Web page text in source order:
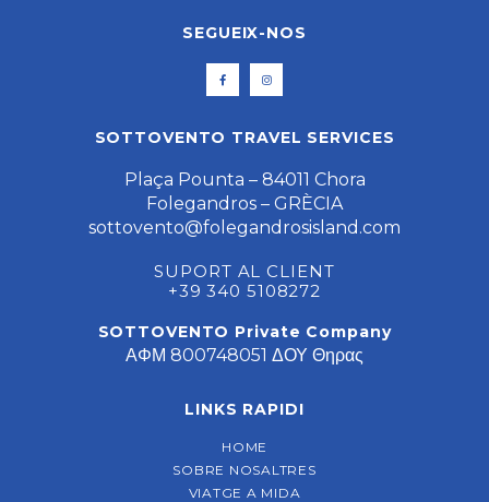
SEGUEIX-NOS
SOTTOVENTO TRAVEL SERVICES
Plaça Pounta – 84011 Chora
Folegandros – GRÈCIA
sottovento@folegandrosisland.com
SUPORT AL CLIENT
+39 340 5108272
SOTTOVENTO Private Company
ΑΦΜ 800748051 ΔΟΥ Θηρας
LINKS RAPIDI
HOME
SOBRE NOSALTRES
VIATGE A MIDA